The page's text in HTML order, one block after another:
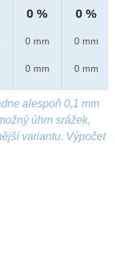
0 %
0 mm
0 mm
0 %
0 mm
0 mm
alespoň 0,1 mm
úhrn srážek,
variantu. Výpočet